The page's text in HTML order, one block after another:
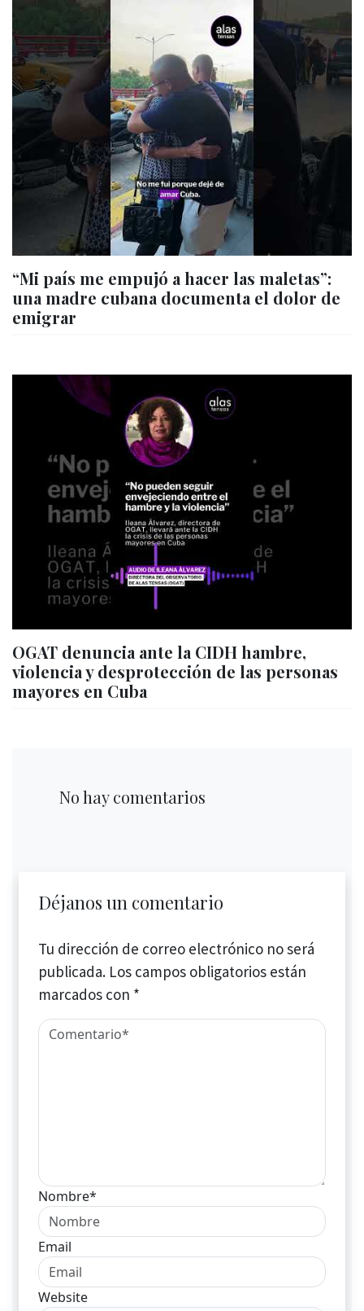
“Mi país me empujó a hacer las maletas”:
una madre cubana documenta el dolor de
emigrar
OGAT denuncia ante la CIDH hambre,
violencia y desprotección de las personas
mayores en Cuba
No hay comentarios
Déjanos un comentario
Tu dirección de correo electrónico no será
publicada. Los campos obligatorios están
marcados con *
Nombre*
Email
Website